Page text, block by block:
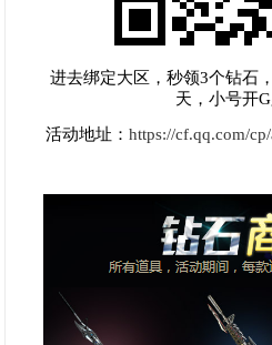
进去绑定大区，秒领3个钻石
天，小号开G
活动地址：https://cf.qq.com/